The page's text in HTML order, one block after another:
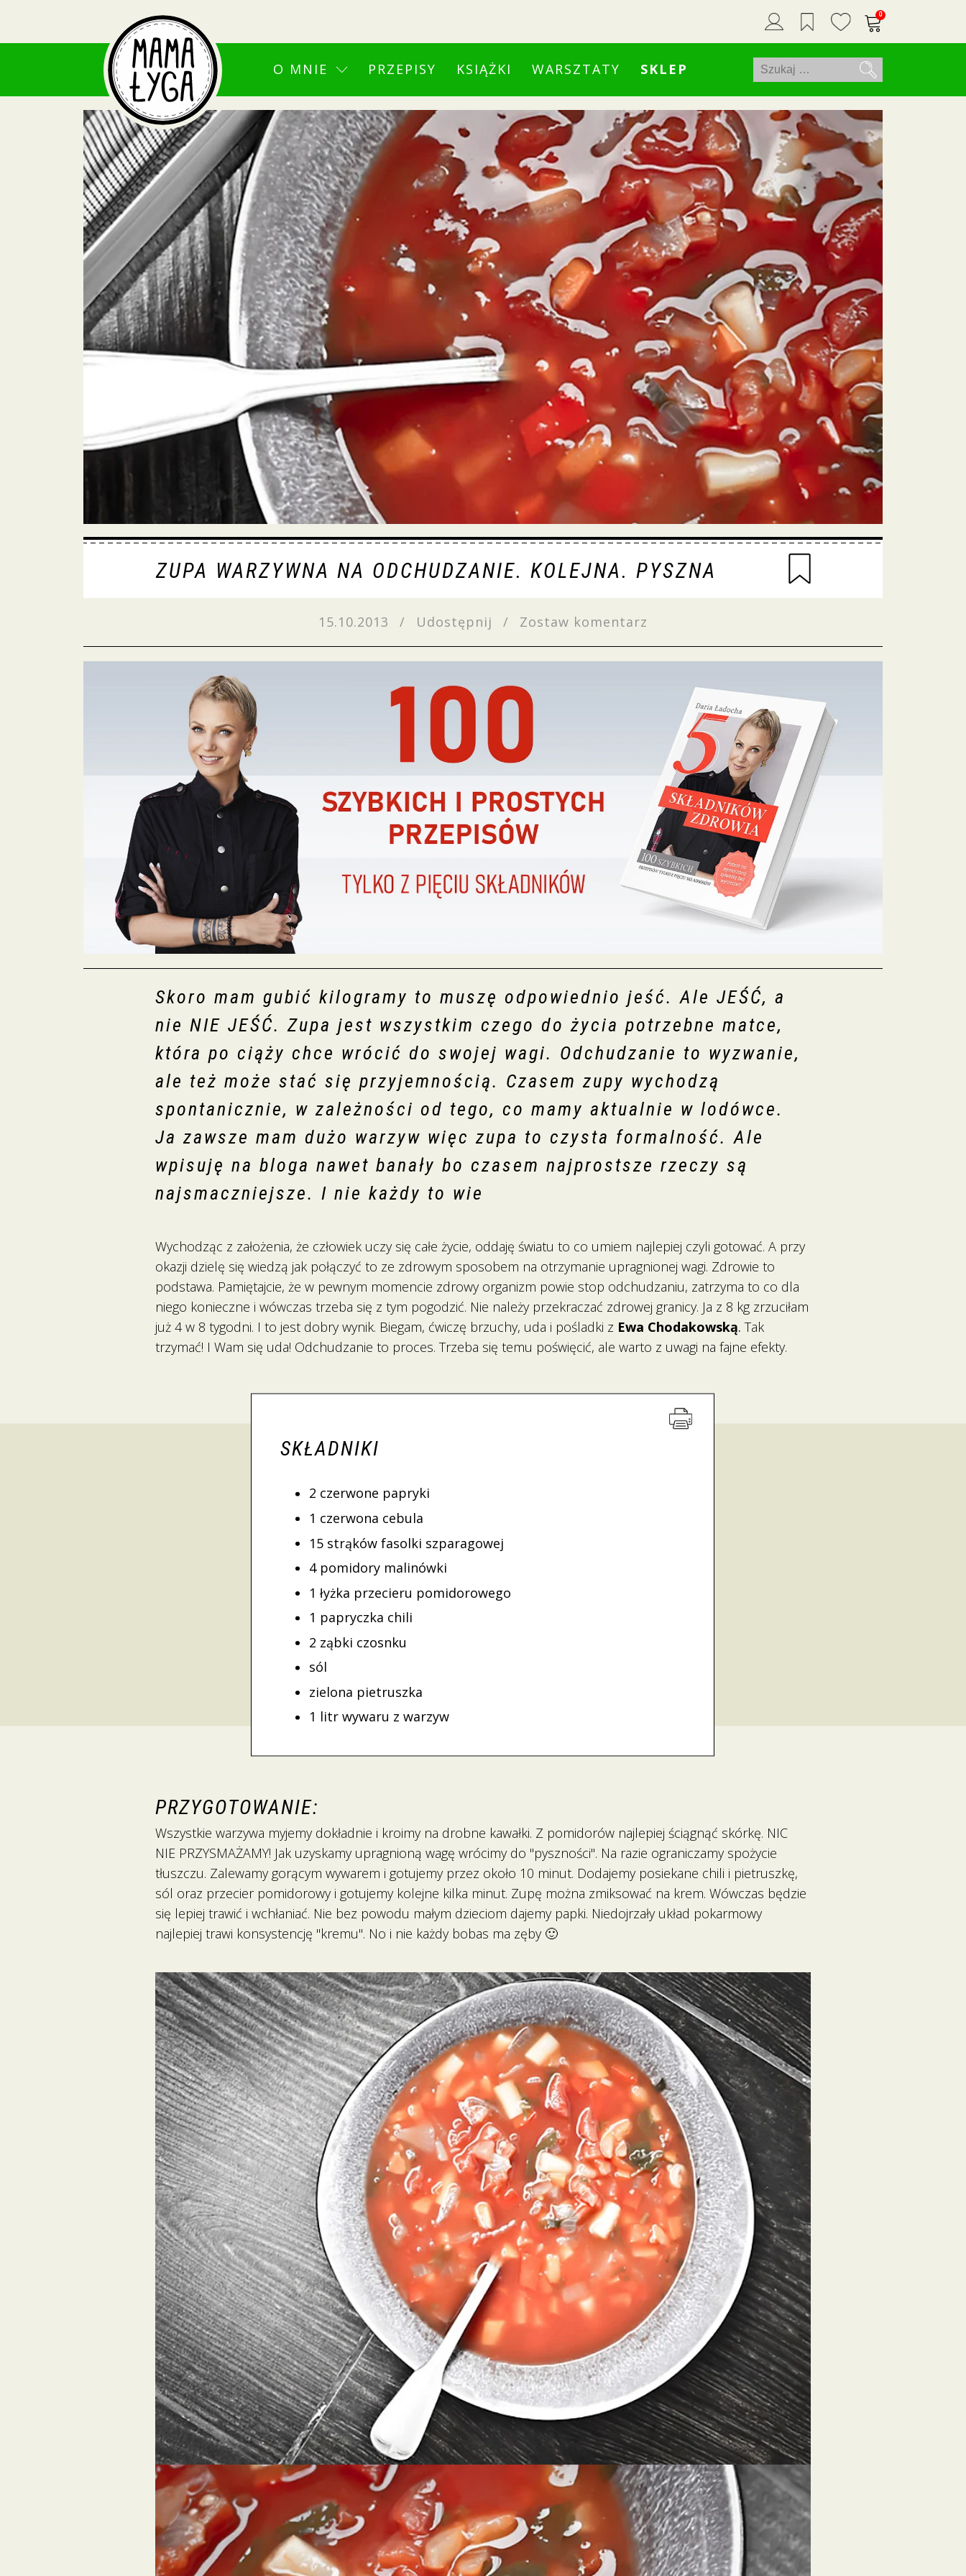
0
O MNIE PRZEPISY KSIĄŻKI WARSZTATY SKLEP Szukaj:
ZUPA WARZYWNA NA ODCHUDZANIE. KOLEJNA. PYSZNA
15.10.2013 / Udostępnij / Zostaw komentarz
Skoro mam gubić kilogramy to muszę odpowiednio jeść. Ale JEŚĆ, a
nie NIE JEŚĆ. Zupa jest wszystkim czego do życia potrzebne matce,
która po ciąży chce wrócić do swojej wagi. Odchudzanie to wyzwanie,
ale też może stać się przyjemnością. Czasem zupy wychodzą
spontanicznie, w zależności od tego, co mamy aktualnie w lodówce.
Ja zawsze mam dużo warzyw więc zupa to czysta formalność. Ale
wpisuję na bloga nawet banały bo czasem najprostsze rzeczy są
najsmaczniejsze. I nie każdy to wie
Wychodząc z założenia, że człowiek uczy się całe życie, oddaję światu to co umiem najlepiej czyli gotować. A przy
okazji dzielę się wiedzą jak połączyć to ze zdrowym sposobem na otrzymanie upragnionej wagi. Zdrowie to
podstawa. Pamiętajcie, że w pewnym momencie zdrowy organizm powie stop odchudzaniu, zatrzyma to co dla
niego konieczne i wówczas trzeba się z tym pogodzić. Nie należy przekraczać zdrowej granicy. Ja z 8 kg zrzuciłam
już 4 w 8 tygodni. I to jest dobry wynik. Biegam, ćwiczę brzuchy, uda i pośladki z Ewa Chodakowską. Tak
trzymać! I Wam się uda! Odchudzanie to proces. Trzeba się temu poświęcić, ale warto z uwagi na fajne efekty.
SKŁADNIKI
2 czerwone papryki
1 czerwona cebula
15 strąków fasolki szparagowej
4 pomidory malinówki
1 łyżka przecieru pomidorowego
1 papryczka chili
2 ząbki czosnku
sól
zielona pietruszka
1 litr wywaru z warzyw
PRZYGOTOWANIE:
Wszystkie warzywa myjemy dokładnie i kroimy na drobne kawałki. Z pomidorów najlepiej ściągnąć skórkę. NIC
NIE PRZYSMAŻAMY! Jak uzyskamy upragnioną wagę wrócimy do "pyszności". Na razie ograniczamy spożycie
tłuszczu. Zalewamy gorącym wywarem i gotujemy przez około 10 minut. Dodajemy posiekane chili i pietruszkę,
sól oraz przecier pomidorowy i gotujemy kolejne kilka minut. Zupę można zmiksować na krem. Wówczas będzie
się lepiej trawić i wchłaniać. Nie bez powodu małym dzieciom dajemy papki. Niedojrzały układ pokarmowy
najlepiej trawi konsystencję "kremu". No i nie każdy bobas ma zęby 🙂